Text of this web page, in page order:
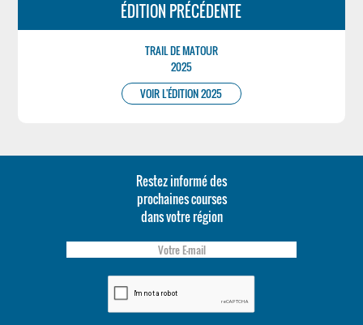
ÉDITION PRÉCÉDENTE
TRAIL DE MATOUR
2025
VOIR L'ÉDITION 2025
Restez informé des
prochaines courses
dans votre région